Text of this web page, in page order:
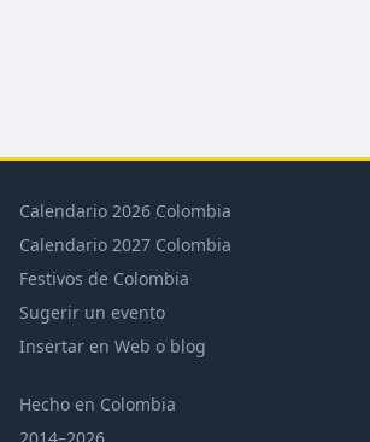
Calendario 2026 Colombia
Calendario 2027 Colombia
Festivos de Colombia
Sugerir un evento
Insertar en Web o blog
Hecho en Colombia